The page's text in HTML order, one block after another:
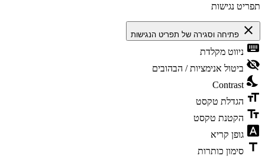
תפריט נגישות
close פתיחה וסגירה של תפריט הנגישות
keyboard ניווט מקלדת
visibility_off ביטול אנימציות / הבהובים
nights_stay
Contrast
format_size הגדלת טקסט
text_fields הקטנת טקסט
font_download גופן קריא
title סימון כותרות